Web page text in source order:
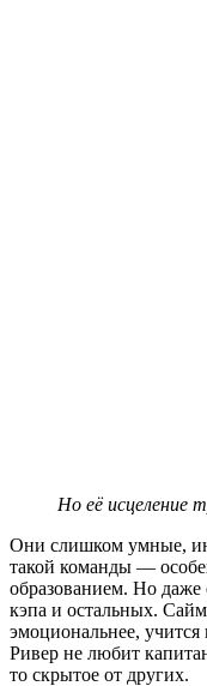
Но её исцеление
Они слишком умные,
такой команды —
образованием. Но
кэпа и остальных.
эмоциональнее,
Ривер не любит
то скрытое от других.